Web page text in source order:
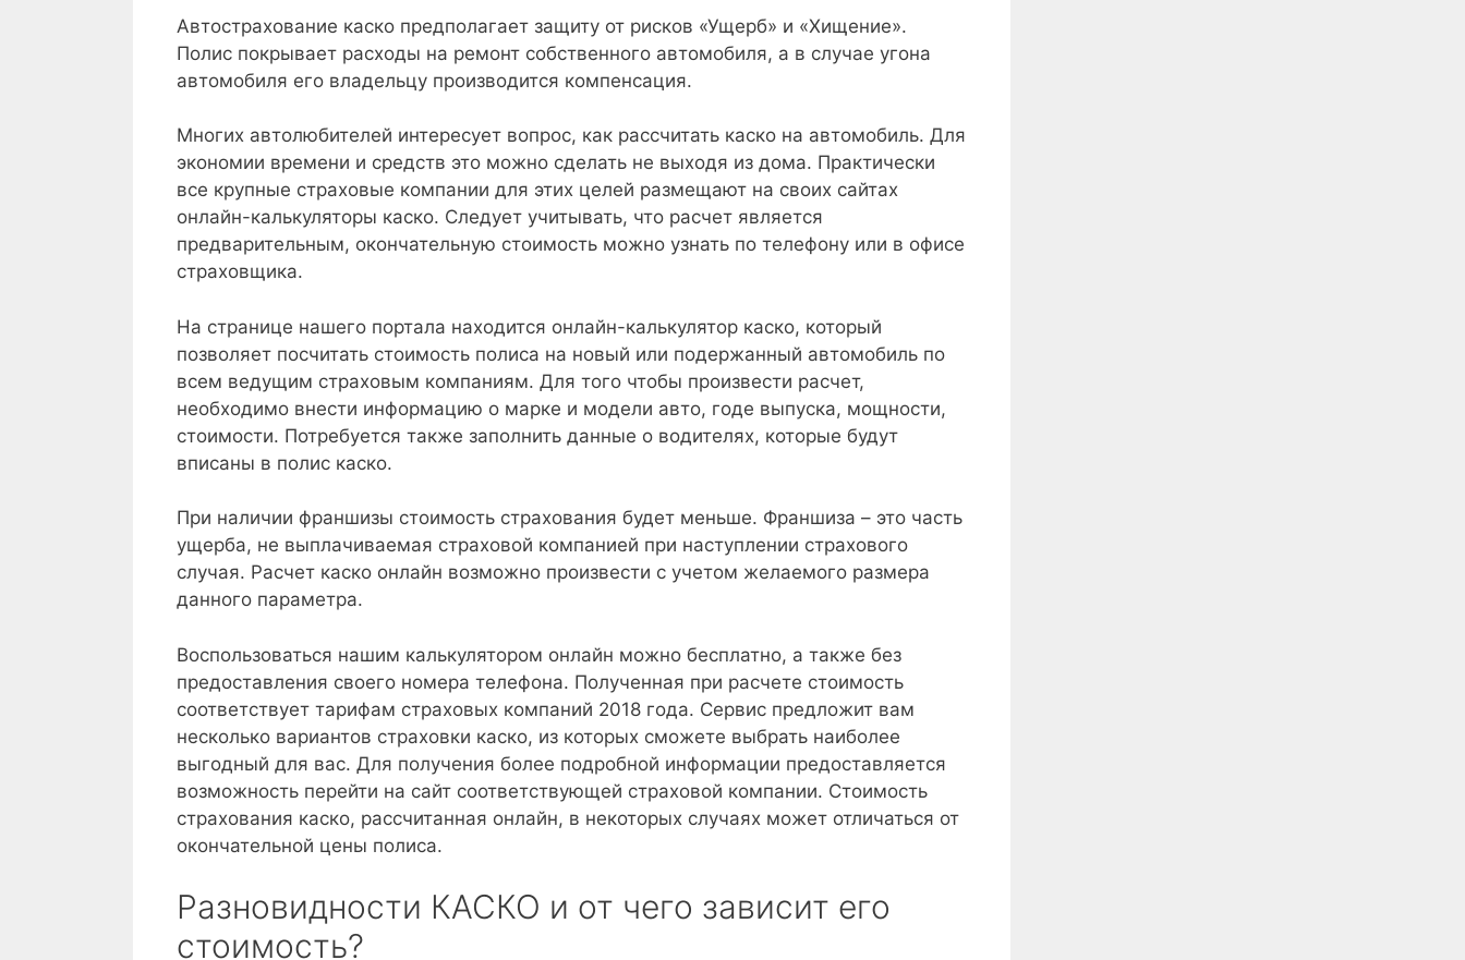
Автострахование каско предполагает защиту от рисков «Ущерб» и «Хищение».
Полис покрывает расходы на ремонт собственного автомобиля, а в случае угона
автомобиля его владельцу производится компенсация.
Многих автолюбителей интересует вопрос, как рассчитать каско на автомобиль. Для
экономии времени и средств это можно сделать не выходя из дома. Практически
все крупные страховые компании для этих целей размещают на своих сайтах
онлайн-калькуляторы каско. Следует учитывать, что расчет является
предварительным, окончательную стоимость можно узнать по телефону или в офисе
страховщика.
На странице нашего портала находится онлайн-калькулятор каско, который
позволяет посчитать стоимость полиса на новый или подержанный автомобиль по
всем ведущим страховым компаниям. Для того чтобы произвести расчет,
необходимо внести информацию о марке и модели авто, годе выпуска, мощности,
стоимости. Потребуется также заполнить данные о водителях, которые будут
вписаны в полис каско.
При наличии франшизы стоимость страхования будет меньше. Франшиза – это часть
ущерба, не выплачиваемая страховой компанией при наступлении страхового
случая. Расчет каско онлайн возможно произвести с учетом желаемого размера
данного параметра.
Воспользоваться нашим калькулятором онлайн можно бесплатно, а также без
предоставления своего номера телефона. Полученная при расчете стоимость
соответствует тарифам страховых компаний 2018 года. Сервис предложит вам
несколько вариантов страховки каско, из которых сможете выбрать наиболее
выгодный для вас. Для получения более подробной информации предоставляется
возможность перейти на сайт соответствующей страховой компании. Стоимость
страхования каско, рассчитанная онлайн, в некоторых случаях может отличаться от
окончательной цены полиса.
Разновидности КАСКО и от чего зависит его
стоимость?